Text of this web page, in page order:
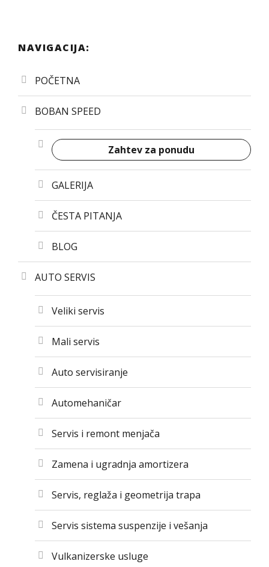
NAVIGACIJA:
POČETNA
BOBAN SPEED
Zahtev za ponudu
GALERIJA
ČESTA PITANJA
BLOG
AUTO SERVIS
Veliki servis
Mali servis
Auto servisiranje
Automehaničar
Servis i remont menjača
Zamena i ugradnja amortizera
Servis, reglaža i geometrija trapa
Servis sistema suspenzije i vešanja
Vulkanizerske usluge